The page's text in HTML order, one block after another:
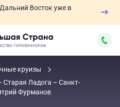
Восток уже в
круизы
Старая Ладога – Санкт-
Фурманов